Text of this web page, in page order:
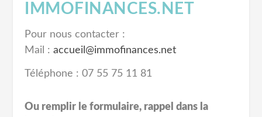
IMMOFINANCES.NET
Pour nous contacter :
Mail :accueil@immofinances.net
Téléphone : 07 55 75 11 81
Ou remplir le formulaire, rappel dans la